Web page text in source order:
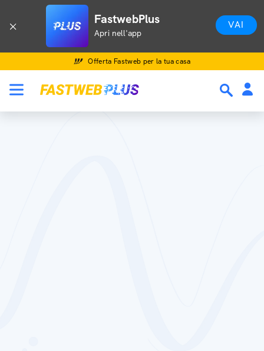
FastwebPlus
Apri nell'app
VAI
Offerta Fastweb per la tua casa